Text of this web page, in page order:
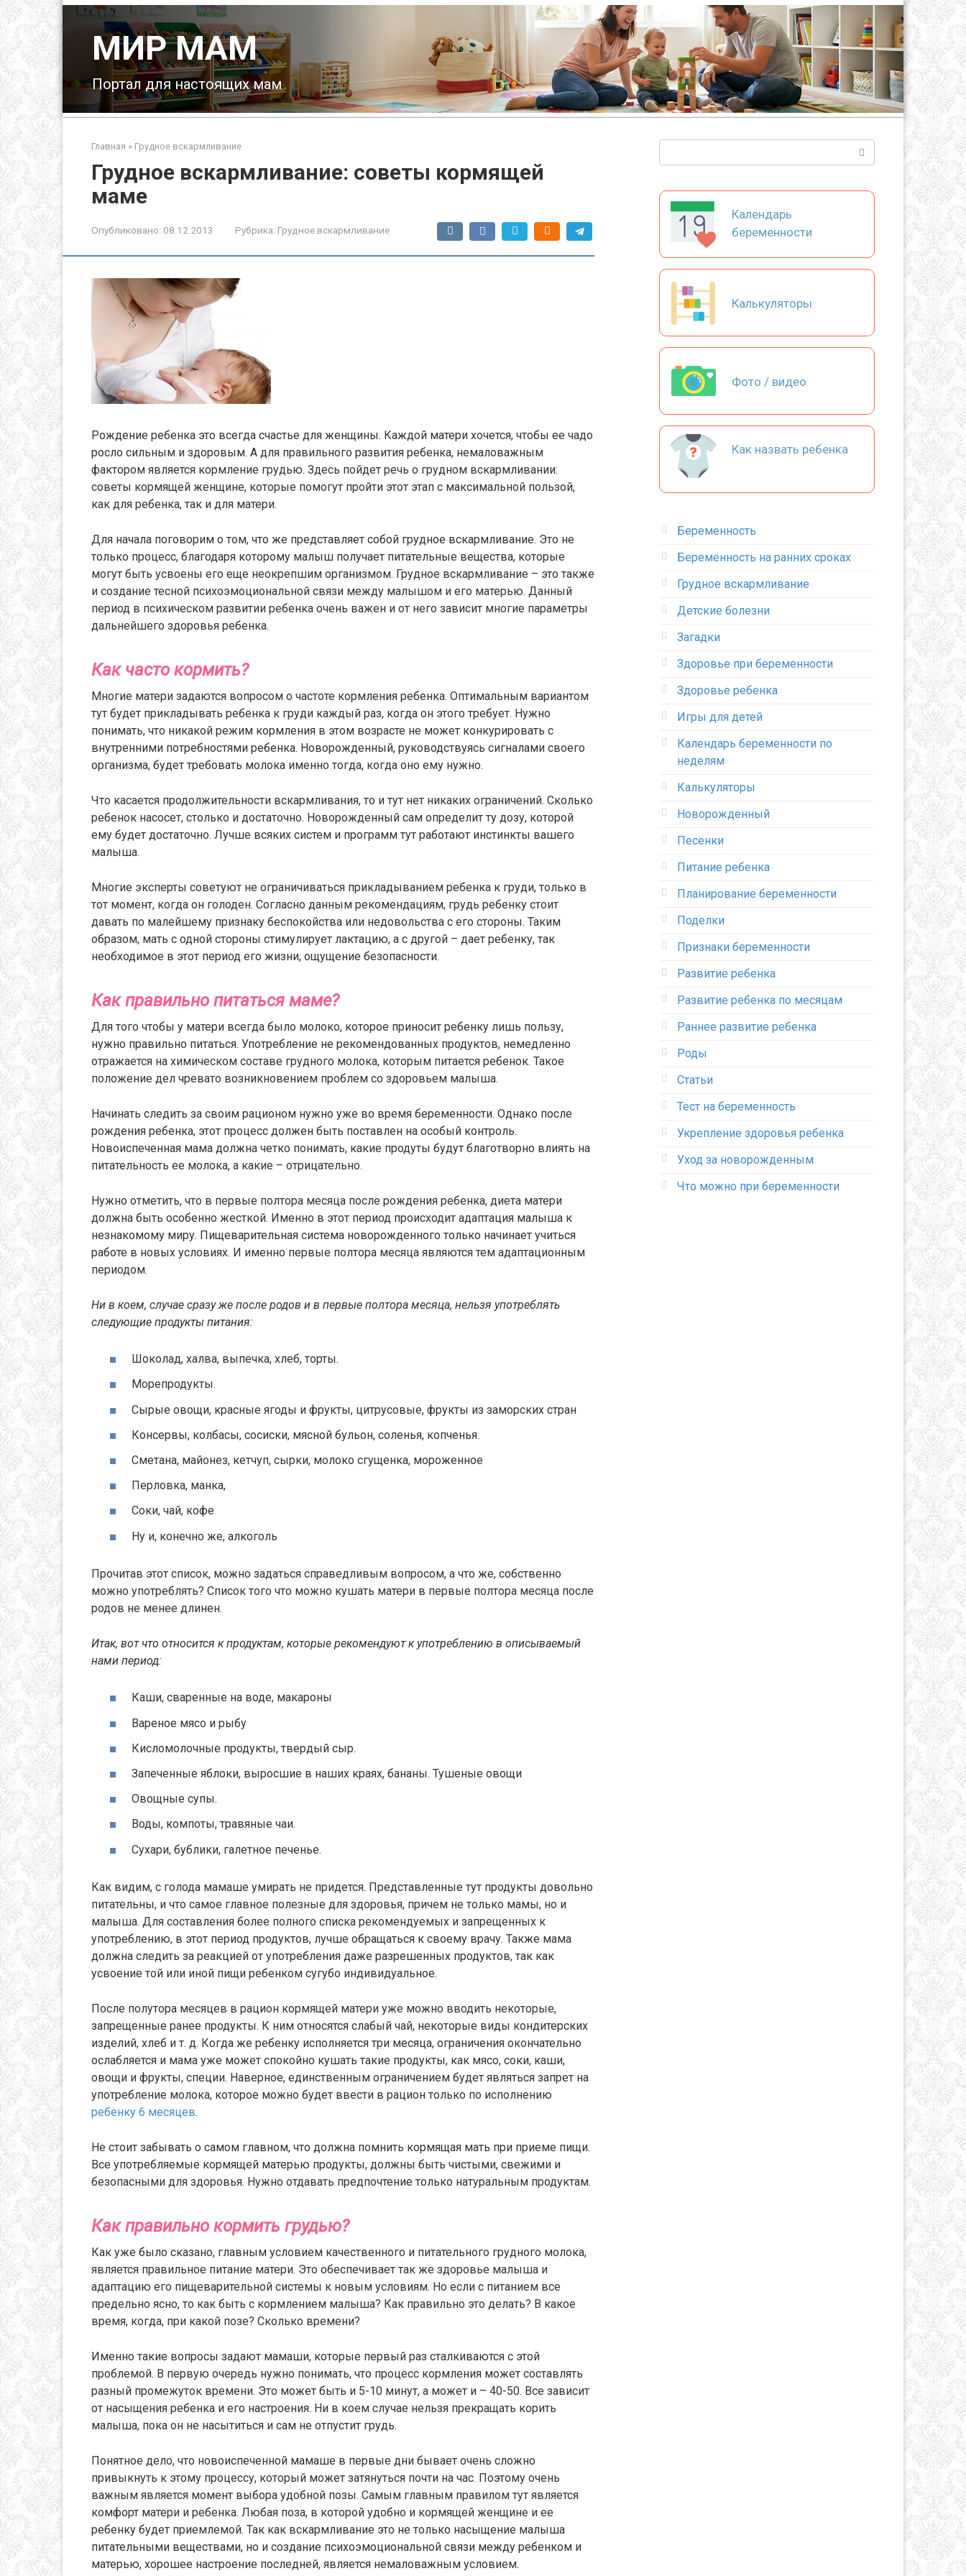
МИР МАМ
Портал для настоящих мам
Главная » Грудное вскармливание
Грудное вскармливание: советы кормящей
маме
Опубликовано: 08.12.2013 Рубрика: Грудное вскармливание
Рождение ребенка это всегда счастье для женщины. Каждой матери хочется, чтобы ее чадо
росло сильным и здоровым. А для правильного развития ребенка, немаловажным
фактором является кормление грудью. Здесь пойдет речь о грудном вскармливании:
советы кормящей женщине, которые помогут пройти этот этап с максимальной пользой,
как для ребенка, так и для матери.
Для начала поговорим о том, что же представляет собой грудное вскармливание. Это не
только процесс, благодаря которому малыш получает питательные вещества, которые
могут быть усвоены его еще неокрепшим организмом. Грудное вскармливание – это также
и создание тесной психоэмоциональной связи между малышом и его матерью. Данный
период в психическом развитии ребенка очень важен и от него зависит многие параметры
дальнейшего здоровья ребенка.
Как часто кормить?
Многие матери задаются вопросом о частоте кормления ребенка. Оптимальным вариантом
тут будет прикладывать ребенка к груди каждый раз, когда он этого требует. Нужно
понимать, что никакой режим кормления в этом возрасте не может конкурировать с
внутренними потребностями ребенка. Новорожденный, руководствуясь сигналами своего
организма, будет требовать молока именно тогда, когда оно ему нужно.
Что касается продолжительности вскармливания, то и тут нет никаких ограничений. Сколько
ребенок насосет, столько и достаточно. Новорожденный сам определит ту дозу, которой
ему будет достаточно. Лучше всяких систем и программ тут работают инстинкты вашего
малыша.
Многие эксперты советуют не ограничиваться прикладыванием ребенка к груди, только в
тот момент, когда он голоден. Согласно данным рекомендациям, грудь ребенку стоит
давать по малейшему признаку беспокойства или недовольства с его стороны. Таким
образом, мать с одной стороны стимулирует лактацию, а с другой – дает ребенку, так
необходимое в этот период его жизни, ощущение безопасности.
Как правильно питаться маме?
Для того чтобы у матери всегда было молоко, которое приносит ребенку лишь пользу,
нужно правильно питаться. Употребление не рекомендованных продуктов, немедленно
отражается на химическом составе грудного молока, которым питается ребенок. Такое
положение дел чревато возникновением проблем со здоровьем малыша.
Начинать следить за своим рационом нужно уже во время беременности. Однако после
рождения ребенка, этот процесс должен быть поставлен на особый контроль.
Новоиспеченная мама должна четко понимать, какие продуты будут благотворно влиять на
питательность ее молока, а какие – отрицательно.
Нужно отметить, что в первые полтора месяца после рождения ребенка, диета матери
должна быть особенно жесткой. Именно в этот период происходит адаптация малыша к
незнакомому миру. Пищеварительная система новорожденного только начинает учиться
работе в новых условиях. И именно первые полтора месяца являются тем адаптационным
периодом.
Ни в коем, случае сразу же после родов и в первые полтора месяца, нельзя употреблять
следующие продукты питания:
Шоколад, халва, выпечка, хлеб, торты.
Морепродукты.
Сырые овощи, красные ягоды и фрукты, цитрусовые, фрукты из заморских стран
Консервы, колбасы, сосиски, мясной бульон, соленья, копченья.
Сметана, майонез, кетчуп, сырки, молоко сгущенка, мороженное
Перловка, манка,
Соки, чай, кофе
Ну и, конечно же, алкоголь
Прочитав этот список, можно задаться справедливым вопросом, а что же, собственно
можно употреблять? Список того что можно кушать матери в первые полтора месяца после
родов не менее длинен.
Итак, вот что относится к продуктам, которые рекомендуют к употреблению в описываемый
нами период:
Каши, сваренные на воде, макароны
Вареное мясо и рыбу
Кисломолочные продукты, твердый сыр.
Запеченные яблоки, выросшие в наших краях, бананы. Тушеные овощи
Овощные супы.
Воды, компоты, травяные чаи.
Сухари, бублики, галетное печенье.
Как видим, с голода мамаше умирать не придется. Представленные тут продукты довольно
питательны, и что самое главное полезные для здоровья, причем не только мамы, но и
малыша. Для составления более полного списка рекомендуемых и запрещенных к
употреблению, в этот период продуктов, лучше обращаться к своему врачу. Также мама
должна следить за реакцией от употребления даже разрешенных продуктов, так как
усвоение той или иной пищи ребенком сугубо индивидуальное.
После полутора месяцев в рацион кормящей матери уже можно вводить некоторые,
запрещенные ранее продукты. К ним относятся слабый чай, некоторые виды кондитерских
изделий, хлеб и т. д. Когда же ребенку исполняется три месяца, ограничения окончательно
ослабляется и мама уже может спокойно кушать такие продукты, как мясо, соки, каши,
овощи и фрукты, специи. Наверное, единственным ограничением будет являться запрет на
употребление молока, которое можно будет ввести в рацион только по исполнению
ребенку 6 месяцев.
Не стоит забывать о самом главном, что должна помнить кормящая мать при приеме пищи.
Все употребляемые кормящей матерью продукты, должны быть чистыми, свежими и
безопасными для здоровья. Нужно отдавать предпочтение только натуральным продуктам.
Как правильно кормить грудью?
Как уже было сказано, главным условием качественного и питательного грудного молока,
является правильное питание матери. Это обеспечивает так же здоровье малыша и
адаптацию его пищеварительной системы к новым условиям. Но если с питанием все
предельно ясно, то как быть с кормлением малыша? Как правильно это делать? В какое
время, когда, при какой позе? Сколько времени?
Именно такие вопросы задают мамаши, которые первый раз сталкиваются с этой
проблемой. В первую очередь нужно понимать, что процесс кормления может составлять
разный промежуток времени. Это может быть и 5-10 минут, а может и – 40-50. Все зависит
от насыщения ребенка и его настроения. Ни в коем случае нельзя прекращать корить
малыша, пока он не насытиться и сам не отпустит грудь.
Понятное дело, что новоиспеченной мамаше в первые дни бывает очень сложно
привыкнуть к этому процессу, который может затянуться почти на час. Поэтому очень
важным является момент выбора удобной позы. Самым главным правилом тут является
комфорт матери и ребенка. Любая поза, в которой удобно и кормящей женщине и ее
ребенку будет приемлемой. Так как вскармливание это не только насыщение малыша
питательными веществами, но и создание психоэмоциональной связи между ребенком и
матерью, хорошее настроение последней, является немаловажным условием.
Календарь
беременности
Калькуляторы
Фото / видео
Как назвать ребенка
Беременность
Беременность на ранних сроках
Грудное вскармливание
Детские болезни
Загадки
Здоровье при беременности
Здоровье ребенка
Игры для детей
Календарь беременности по
неделям
Калькуляторы
Новорожденный
Песенки
Питание ребенка
Планирование беременности
Поделки
Признаки беременности
Развитие ребенка
Развитие ребенка по месяцам
Раннее развитие ребенка
Роды
Статьи
Тест на беременность
Укрепление здоровья ребенка
Уход за новорожденным
Что можно при беременности